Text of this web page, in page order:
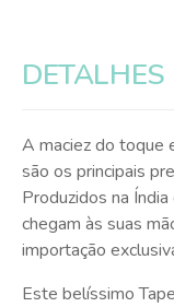
DETALHES
A maciez do toque
são os principais
Produzidos na
chegam às suas
importação
Este belíssimo